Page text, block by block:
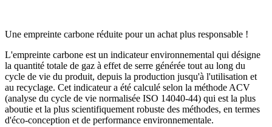
Une empreinte carbone réduite pour un achat plus responsable !
L'empreinte carbone est un indicateur environnemental qui désigne
la quantité totale de gaz à effet de serre générée tout au long du
cycle de vie du produit, depuis la production jusqu'à l'utilisation et
au recyclage. Cet indicateur a été calculé selon la méthode ACV
(analyse du cycle de vie normalisée ISO 14040-44) qui est la plus
aboutie et la plus scientifiquement robuste des méthodes, en termes
d'éco-conception et de performance environnementale.